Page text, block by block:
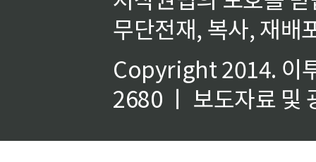
무단전재, 복사, 재배
Copyright 2014. 이
2680 ㅣ 보도자료